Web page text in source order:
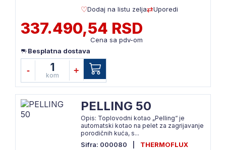
Dodaj na listu zelja
Uporedi
337.490,54 RSD
Cena sa pdv-om
Besplatna dostava
- 1
kom
+
PELLING 50
Opis: Toplovodni kotao „Pelling“ je
automatski kotao na pelet za zagrijavanje
porodičnih kuća, s...
Sifra: 000080
THERMOFLUX